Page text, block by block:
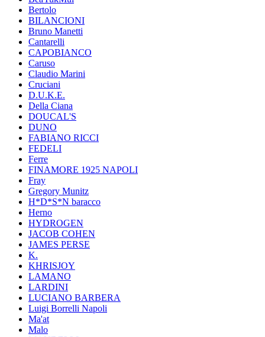
Bertolo
BILANCIONI
Bruno Manetti
Cantarelli
CAPOBIANCO
Caruso
Claudio Marini
Cruciani
D.U.K.E.
Della Ciana
DOUCAL'S
DUNO
FABIANO RICCI
FEDELI
Ferre
FINAMORE 1925 NAPOLI
Fray
Gregory Munitz
H*D*S*N baracco
Herno
HYDROGEN
JACOB COHEN
JAMES PERSE
K.
KHRISJOY
LAMANO
LARDINI
LUCIANO BARBERA
Luigi Borrelli Napoli
Ma'at
Malo